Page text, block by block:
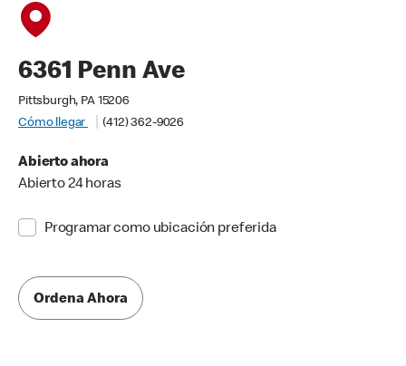
6361 Penn Ave
Pittsburgh, PA 15206
Cómo llegar
(412) 362-9026
Abierto ahora
Abierto 24 horas
Programar como ubicación preferida
Ordena Ahora